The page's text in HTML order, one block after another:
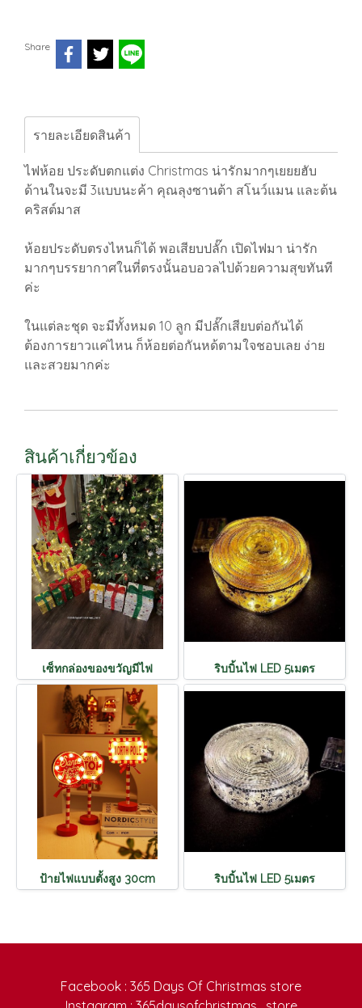
Share
รายละเอียดสินค้า
ไฟห้อย ประดับตกแต่ง Christmas น่ารักมากๆเยยยฮับ
ด้านในจะมี 3แบบนะค้า คุณลุงซานต้า สโนว์แมน และต้น
คริสต์มาส
ห้อยประดับตรงไหนก็ได้ พอเสียบปลั๊ก เปิดไฟมา น่ารัก
มากๆบรรยากาศในที่ตรงนั้นอบอวลไปด้วยความสุขทันที
ค่ะ
ในแต่ละชุด จะมีทั้งหมด 10 ลูก มีปลั๊กเสียบต่อกันได้
ต้องการยาวแค่ไหน ก็ห้อยต่อกันหด้ตามใจชอบเลย ง่าย
และสวยมากค่ะ
สินค้าเกี่ยวข้อง
เซ็ทกล่องของขวัญมีไฟ ริบบิ้นไฟ LED 5เมตร
ป้ายไฟแบบตั้งสูง 30cm ริบบิ้นไฟ LED 5เมตร
Facebook : 365 Days Of Christmas store